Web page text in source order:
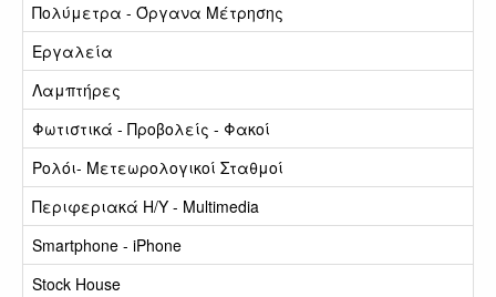
Πολύμετρα - Όργανα Μέτρησης
Εργαλεία
Λαμπτήρες
Φωτιστικά - Προβολείς - Φακοί
Ρολόι- Μετεωρολογικοί Σταθμοί
Περιφεριακά Η/Υ - Multimedia
Smartphone - iPhone
Stock House